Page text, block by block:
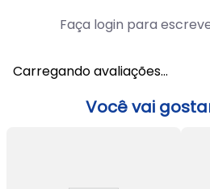
Faça login para
Carregando avaliações…
Você vai